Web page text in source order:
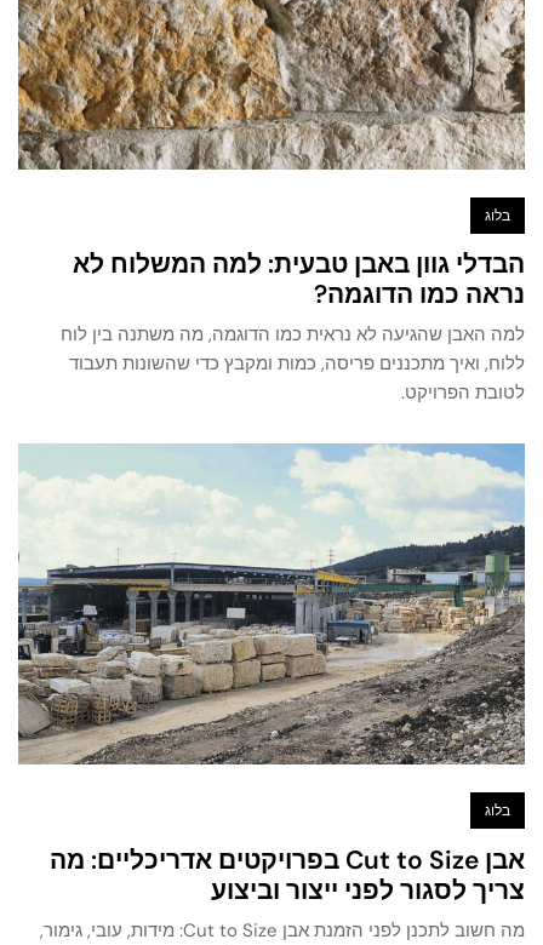
בלוג
הבדלי גוון באבן טבעית: למה המשלוח לא
נראה כמו הדוגמה?
למה האבן שהגיעה לא נראית כמו הדוגמה, מה משתנה בין לוח
ללוח, ואיך מתכננים פריסה, כמות ומקבץ כדי שהשונות תעבוד
לטובת הפרויקט.
בלוג
אבן Cut to Size בפרויקטים אדריכליים: מה
צריך לסגור לפני ייצור וביצוע
מה חשוב לתכנן לפני הזמנת אבן Cut to Size: מידות, עובי, גימור,